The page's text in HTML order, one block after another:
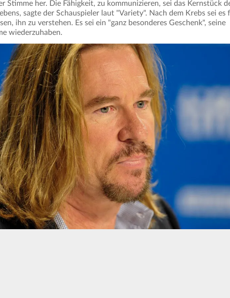
Stimme her. Die Fähigkeit, zu kommunizieren, sei das Kernstück
sagte der Schauspieler laut "Variety". Nach dem Krebs sei es
ihn zu verstehen. Es sei ein "ganz besonderes Geschenk", seine
wiederzuhaben.